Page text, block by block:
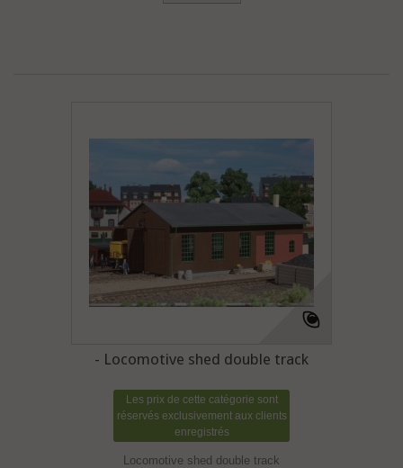
- Locomotive shed double track
Les prix de cette catégorie sont
réservés exclusivement aux clients
enregistrés
Locomotive shed double track